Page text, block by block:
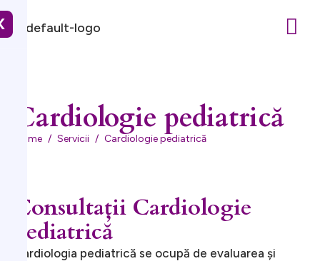
Cardiologie pediatrică
Home Servicii Cardiologie pediatrică
Consultații Cardiologie
pediatrică
Cardiologia pediatrică se ocupă de evaluarea și